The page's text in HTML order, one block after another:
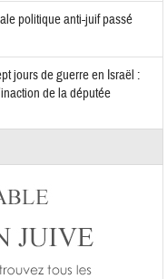
politique anti-juif passé
jours de guerre en Israël :
de la députée